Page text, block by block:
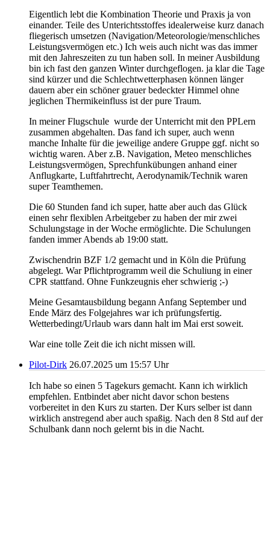
Eigentlich lebt die Kombination Theorie und Praxis ja von
einander. Teile des Unterichtsstoffes idealerweise kurz danach
fliegerisch umsetzen (Navigation/Meteorologie/menschliches
Leistungsvermögen etc.) Ich weis auch nicht was das immer
mit den Jahreszeiten zu tun haben soll. In meiner Ausbildung
bin ich fast den ganzen Winter durchgeflogen. ja klar die Tage
sind kürzer und die Schlechtwetterphasen können länger
dauern aber ein schöner grauer bedeckter Himmel ohne
jeglichen Thermikeinfluss ist der pure Traum.
In meiner Flugschule wurde der Unterricht mit den PPLern
zusammen abgehalten. Das fand ich super, auch wenn
manche Inhalte für die jeweilige andere Gruppe ggf. nicht so
wichtig waren. Aber z.B. Navigation, Meteo menschliches
Leistungsvermögen, Sprechfunkübungen anhand einer
Anflugkarte, Luftfahrtrecht, Aerodynamik/Technik waren
super Teamthemen.
Die 60 Stunden fand ich super, hatte aber auch das Glück
einen sehr flexiblen Arbeitgeber zu haben der mir zwei
Schulungstage in der Woche ermöglichte. Die Schulungen
fanden immer Abends ab 19:00 statt.
Zwischendrin BZF 1/2 gemacht und in Köln die Prüfung
abgelegt. War Pflichtprogramm weil die Schuliung in einer
CPR stattfand. Ohne Funkzeugnis eher schwierig ;-)
Meine Gesamtausbildung begann Anfang September und
Ende März des Folgejahres war ich prüfungsfertig.
Wetterbedingt/Urlaub wars dann halt im Mai erst soweit.
War eine tolle Zeit die ich nicht missen will.
Pilot-Dirk 26.07.2025 um 15:57 Uhr
Ich habe so einen 5 Tagekurs gemacht. Kann ich wirklich
empfehlen. Entbindet aber nicht davor schon bestens
vorbereitet in den Kurs zu starten. Der Kurs selber ist dann
wirklich anstregend aber auch spaßig. Nach den 8 Std auf der
Schulbank dann noch gelernt bis in die Nacht.